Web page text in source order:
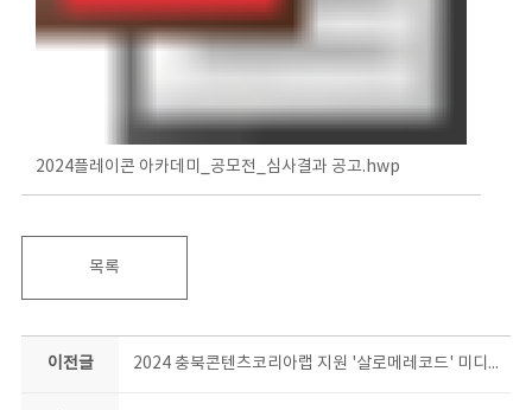
2024플레이콘 아카데미_공모전_심사결과 공고.hwp
목록
이전글 2024 충북콘텐츠코리아랩 지원 '살로메레코드' 미디어파사드x재즈콘서트 <초정, 당신을 위한 노래> 공연 안내